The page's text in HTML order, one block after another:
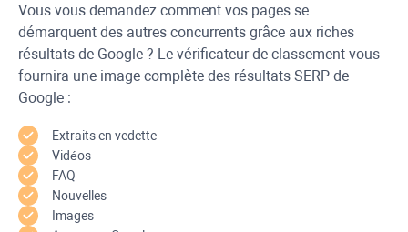
Vous vous demandez comment vos pages se
démarquent des autres concurrents grâce aux riches
résultats de Google ? Le vérificateur de classement vous
fournira une image complète des résultats SERP de
Google :
Extraits en vedette
Vidéos
FAQ
Nouvelles
Images